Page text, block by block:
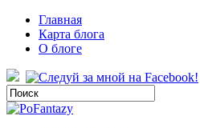
Главная
Карта блога
О блоге